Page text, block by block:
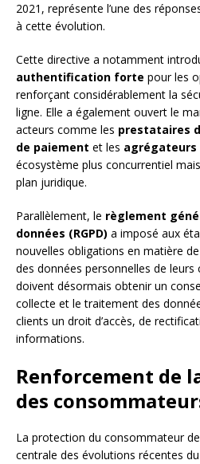
2021, représente l’une des
à cette évolution.
Cette directive a notamment
authentification forte pour les
renforçant considérablement la
ligne. Elle a également ouvert le
acteurs comme les prestataires
de paiement et les agrégateurs
écosystème plus concurrentiel
plan juridique.
Parallèlement, le règlement
données (RGPD) a imposé aux
nouvelles obligations en matière
des données personnelles de leurs
doivent désormais obtenir un
collecte et le traitement des
clients un droit d’accès, de
informations.
Renforcement de
des
La protection du consommateur
centrale des évolutions récentes